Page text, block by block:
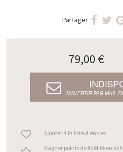
Partager
79,00 €
M’AVERTIR PAR MAIL
Ajouter à la liste d'envies
Gagner points de fidélité en